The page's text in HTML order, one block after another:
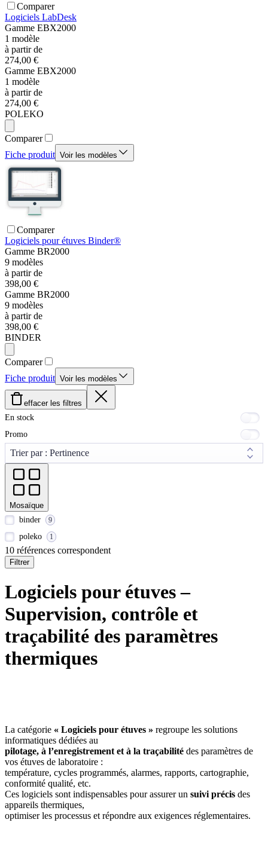
Comparer
Logiciels LabDesk
Gamme EBX2000
1 modèle
à partir de
274,00 €
Gamme EBX2000
1 modèle
à partir de
274,00 €
POLEKO
Comparer
Fiche produit Voir les modèles
Comparer
Logiciels pour étuves Binder®
Gamme BR2000
9 modèles
à partir de
398,00 €
Gamme BR2000
9 modèles
à partir de
398,00 €
BINDER
Comparer
Fiche produit Voir les modèles
effacer les filtres
En stock
Promo
Mosaïque
binder
9
poleko 1
10 références correspondent
Filtrer
Logiciels pour étuves –
Supervision, contrôle et
traçabilité des paramètres
thermiques
La catégorie « Logiciels pour étuves » regroupe les solutions
informatiques dédiées au
pilotage, à l’enregistrement et à la traçabilité des paramètres de
vos étuves de laboratoire :
température, cycles programmés, alarmes, rapports, cartographie,
conformité qualité, etc.
Ces logiciels sont indispensables pour assurer un suivi précis des
appareils thermiques,
optimiser les processus et répondre aux exigences réglementaires.